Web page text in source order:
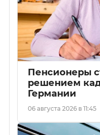
Пенсионеры
решением
Германии
06 августа 2026 в 11:45